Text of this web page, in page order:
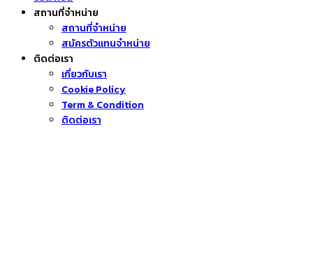
สถานที่จำหน่าย
สถานที่จำหน่าย
สมัครตัวแทนจำหน่าย
ติดต่อเรา
เกี่ยวกับเรา
Cookie Policy
Term & Condition
ติดต่อเรา